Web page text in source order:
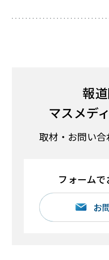
報
マスメデ
取材・お問い
フォーム
お